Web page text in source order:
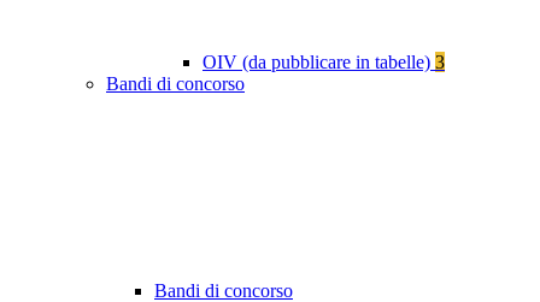
OIV (da pubblicare in tabelle) 3
Bandi di concorso
Bandi di concorso